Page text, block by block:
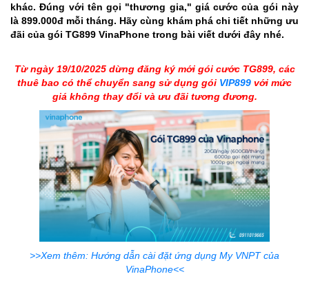
khác. Đúng với tên gọi "thương gia," giá cước của gói này
là 899.000đ mỗi tháng. Hãy cùng khám phá chi tiết những ưu
đãi của gói TG899 VinaPhone trong bài viết dưới đây nhé.
Từ ngày 19/10/2025 dừng đăng ký mới gói cước TG899, các
thuê bao có thể chuyển sang sử dụng gói VIP899 với mức
giá không thay đổi và ưu đãi tương đương.
>>Xem thêm: Hướng dẫn cài đặt ứng dụng My VNPT của
VinaPhone<<